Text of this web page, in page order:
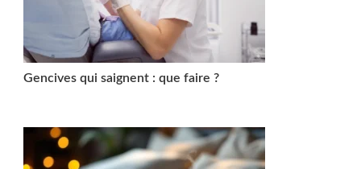
Gencives qui saignent : que faire ?